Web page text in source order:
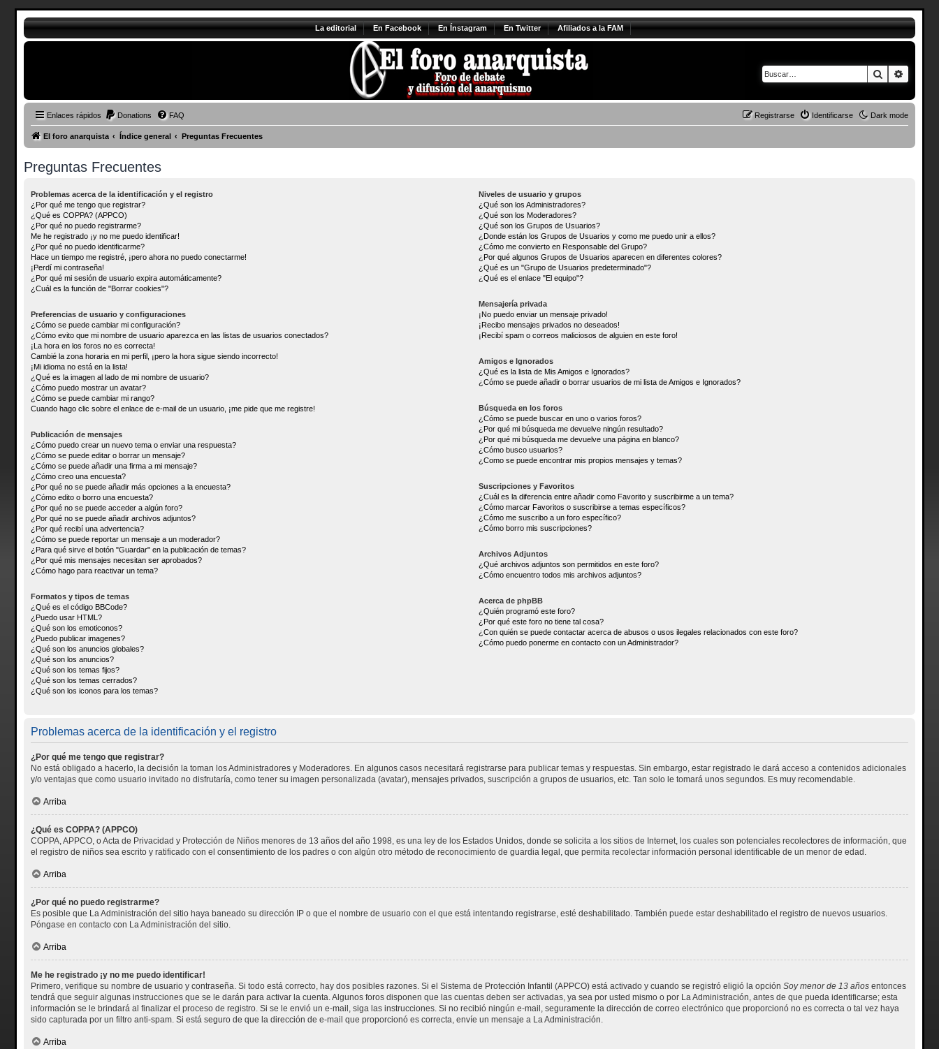
La editorial En Facebook En Ínstagram En Twitter Afiliados a la FAM
Buscar
Enlaces rápidos Dark mode
Donations FAQ Identificarse
Registrarse
El foro anarquista Índice general Preguntas Frecuentes
Preguntas Frecuentes
Problemas acerca de la identificación y el registro
¿Por qué me tengo que registrar?
¿Qué es COPPA? (APPCO)
¿Por qué no puedo registrarme?
Me he registrado ¡y no me puedo identificar!
¿Por qué no puedo identificarme?
Hace un tiempo me registré, ¡pero ahora no puedo conectarme!
¡Perdí mi contraseña!
¿Por qué mi sesión de usuario expira automáticamente?
¿Cuál es la función de "Borrar cookies"?
Preferencias de usuario y configuraciones
¿Cómo se puede cambiar mi configuración?
¿Cómo evito que mi nombre de usuario aparezca en las listas de usuarios conectados?
¡La hora en los foros no es correcta!
Cambié la zona horaria en mi perfil, ¡pero la hora sigue siendo incorrecto!
¡Mi idioma no está en la lista!
¿Qué es la imagen al lado de mi nombre de usuario?
¿Cómo puedo mostrar un avatar?
¿Cómo se puede cambiar mi rango?
Cuando hago clic sobre el enlace de e-mail de un usuario, ¡me pide que me registre!
Publicación de mensajes
¿Cómo puedo crear un nuevo tema o enviar una respuesta?
¿Cómo se puede editar o borrar un mensaje?
¿Cómo se puede añadir una firma a mi mensaje?
¿Cómo creo una encuesta?
¿Por qué no se puede añadir más opciones a la encuesta?
¿Cómo edito o borro una encuesta?
¿Por qué no se puede acceder a algún foro?
¿Por qué no se puede añadir archivos adjuntos?
¿Por qué recibí una advertencia?
¿Cómo se puede reportar un mensaje a un moderador?
¿Para qué sirve el botón "Guardar" en la publicación de temas?
¿Por qué mis mensajes necesitan ser aprobados?
¿Cómo hago para reactivar un tema?
Formatos y tipos de temas
¿Qué es el código BBCode?
¿Puedo usar HTML?
¿Qué son los emoticonos?
¿Puedo publicar imagenes?
¿Qué son los anuncios globales?
¿Qué son los anuncios?
¿Qué son los temas fijos?
¿Qué son los temas cerrados?
¿Qué son los iconos para los temas?
Niveles de usuario y grupos
¿Qué son los Administradores?
¿Qué son los Moderadores?
¿Qué son los Grupos de Usuarios?
¿Donde están los Grupos de Usuarios y como me puedo unir a ellos?
¿Cómo me convierto en Responsable del Grupo?
¿Por qué algunos Grupos de Usuarios aparecen en diferentes colores?
¿Qué es un "Grupo de Usuarios predeterminado"?
¿Qué es el enlace "El equipo"?
Mensajería privada
¡No puedo enviar un mensaje privado!
¡Recibo mensajes privados no deseados!
¡Recibí spam o correos maliciosos de alguien en este foro!
Amigos e Ignorados
¿Qué es la lista de Mis Amigos e Ignorados?
¿Cómo se puede añadir o borrar usuarios de mi lista de Amigos e Ignorados?
Búsqueda en los foros
¿Cómo se puede buscar en uno o varios foros?
¿Por qué mi búsqueda me devuelve ningún resultado?
¿Por qué mi búsqueda me devuelve una página en blanco?
¿Cómo busco usuarios?
¿Como se puede encontrar mis propios mensajes y temas?
Suscripciones y Favoritos
¿Cuál es la diferencia entre añadir como Favorito y suscribirme a un tema?
¿Cómo marcar Favoritos o suscribirse a temas específicos?
¿Cómo me suscribo a un foro específico?
¿Cómo borro mis suscripciones?
Archivos Adjuntos
¿Qué archivos adjuntos son permitidos en este foro?
¿Cómo encuentro todos mis archivos adjuntos?
Acerca de phpBB
¿Quién programó este foro?
¿Por qué este foro no tiene tal cosa?
¿Con quién se puede contactar acerca de abusos o usos ilegales relacionados con este foro?
¿Cómo puedo ponerme en contacto con un Administrador?
Problemas acerca de la identificación y el registro
¿Por qué me tengo que registrar?
No está obligado a hacerlo, la decisión la toman los Administradores y Moderadores. En algunos casos necesitará registrarse para publicar temas y respuestas. Sin embargo, estar registrado le dará acceso a contenidos adicionales
y/o ventajas que como usuario invitado no disfrutaría, como tener su imagen personalizada (avatar), mensajes privados, suscripción a grupos de usuarios, etc. Tan solo le tomará unos segundos. Es muy recomendable.
Arriba
¿Qué es COPPA? (APPCO)
COPPA, APPCO, o Acta de Privacidad y Protección de Niños menores de 13 años del año 1998, es una ley de los Estados Unidos, donde se solicita a los sitios de Internet, los cuales son potenciales recolectores de información, que
el registro de niños sea escrito y ratificado con el consentimiento de los padres o con algún otro método de reconocimiento de guardia legal, que permita recolectar información personal identificable de un menor de edad.
Arriba
¿Por qué no puedo registrarme?
Es posible que La Administración del sitio haya baneado su dirección IP o que el nombre de usuario con el que está intentando registrarse, esté deshabilitado. También puede estar deshabilitado el registro de nuevos usuarios.
Póngase en contacto con La Administración del sitio.
Arriba
Me he registrado ¡y no me puedo identificar!
Primero, verifique su nombre de usuario y contraseña. Si todo está correcto, hay dos posibles razones. Si el Sistema de Protección Infantil (APPCO) está activado y cuando se registró eligió la opción Soy menor de 13 añosentonces
tendrá que seguir algunas instrucciones que se le darán para activar la cuenta. Algunos foros disponen que las cuentas deben ser activadas, ya sea por usted mismo o por La Administración, antes de que pueda identificarse; esta
información se le brindará al finalizar el proceso de registro. Si se le envió un e-mail, siga las instrucciones. Si no recibió ningún e-mail, seguramente la dirección de correo electrónico que proporcionó no es correcta o tal vez haya
sido capturada por un filtro anti-spam. Si está seguro de que la dirección de e-mail que proporcionó es correcta, envíe un mensaje a La Administración.
Arriba